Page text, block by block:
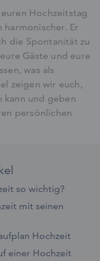
Hochzeitstag
Er
die Spontanität zu
Gäste und eure
was als
zeigen wir euch,
kann und geben
persönlichen
so wichtig?
mit seinen
Hochzeit
einer Hochzeit